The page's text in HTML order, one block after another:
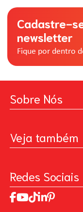
Cadastre-
newsletter
Fique por dentro
Sobre Nós
Contato
Trabalhe Conosco
Relatório de
Código de ética
Veja também
MasterChef
Art Of Love
Redes Sociais